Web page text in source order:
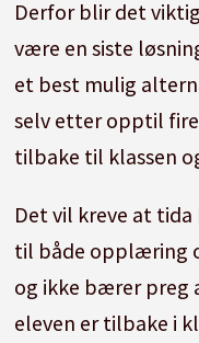
Derfor blir det
være en siste
et best mulig
selv etter opptil
tilbake til klassen
Det vil kreve at
til både opplæring
og ikke bærer preg
eleven er tilbake i